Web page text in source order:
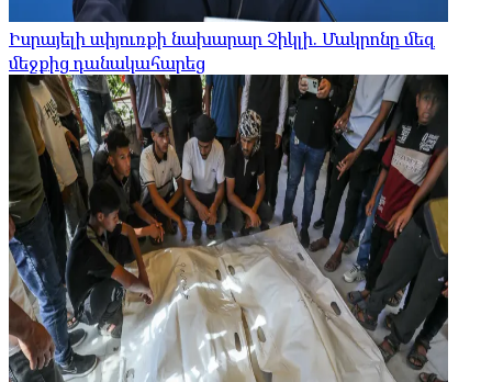
Իսրայելի սփյուռքի նախարար Չիկլի. Մակրոնը մեզ
մեջքից դանակահարեց